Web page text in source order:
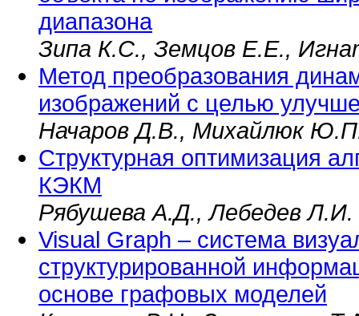
диапазона
Зипа К.С., Земцов Е.Е.,
Метод преобразования
изображений с целью
Начаров Д.В., Михайлюк
Структурная оптимизация
КЭКМ
Рябушева А.Д., Лебедев Л.И.
Visual Graph – система
структурированной
основе графовых моделей